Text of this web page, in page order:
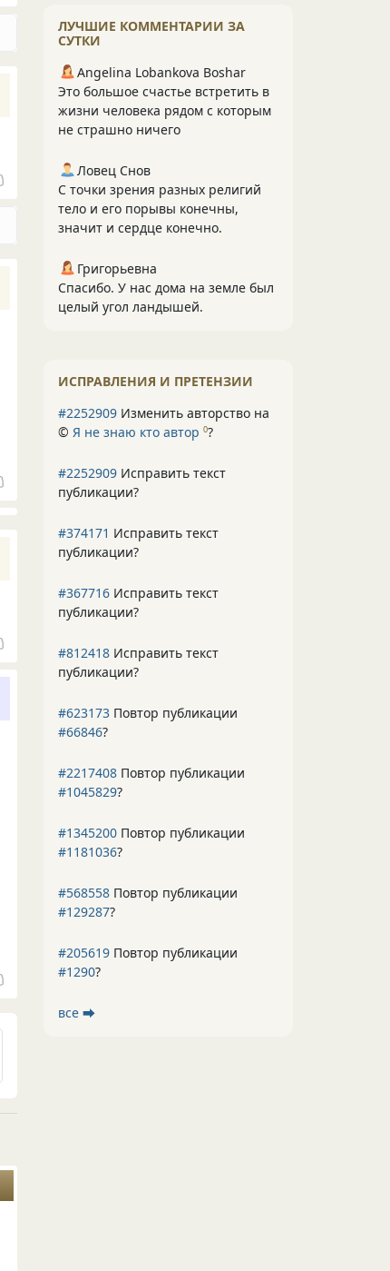
ЛУЧШИЕ КОММЕНТАРИИ ЗА
СУТКИ
Angelina Lobankova Boshar
Это большое счастье встретить в
жизни человека рядом с которым
не страшно ничего
Ловец Снов
С точки зрения разных религий
тело и его порывы конечны,
значит и сердце конечно.
Григорьевна
Спасибо. У нас дома на земле был
целый угол ландышей.
ИСПРАВЛЕНИЯ И ПРЕТЕНЗИИ
#2252909 Изменить авторство на
© Я не знаю кто автор 0?
#2252909 Исправить текст
публикации?
#374171 Исправить текст
публикации?
#367716 Исправить текст
публикации?
#812418 Исправить текст
публикации?
#623173 Повтор публикации
#66846?
#2217408 Повтор публикации
#1045829?
#1345200 Повтор публикации
#1181036?
#568558 Повтор публикации
#129287?
#205619 Повтор публикации
#1290?
все ⮕